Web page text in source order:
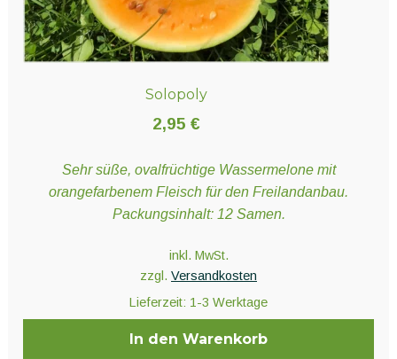
Solopoly
2,95 €
Sehr süße, ovalfrüchtige Wassermelone mit
orangefarbenem Fleisch für den Freilandanbau.
Packungsinhalt: 12 Samen.
inkl. MwSt.
zzgl. Versandkosten
Lieferzeit: 1-3 Werktage
In den Warenkorb